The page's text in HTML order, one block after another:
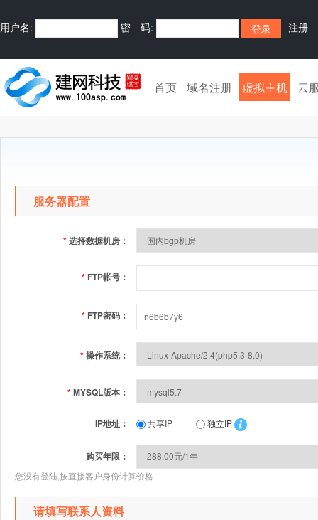
用户名: 密 码: 注册
首页 域名注册 虚拟主机 云
服务器配置
*选择数据机房：
* FTP帐号：
* FTP密码：
*操作系统：
*MYSQL版本：
IP地址： 共享IP 独立IP
购买年限：
您没有登陆,按直接客户身份计算价格
请填写联系人资料